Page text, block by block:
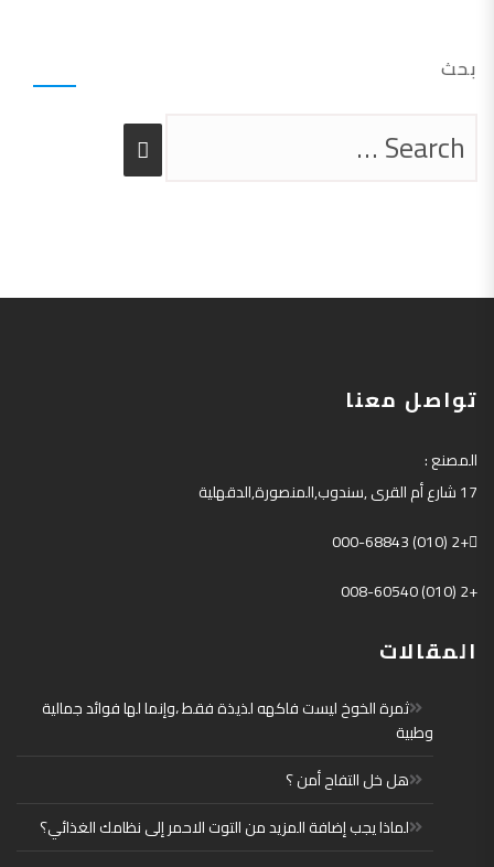
بحث
تواصل معنا
المصنع:
17شارع أم القرى,سندوب,المنصورة,الدقهلية
+2 (010) 000-68843
+2 (010) 008-60540
المقالات
ثمرة الخوخ ليست فاكهه لذيذة فقط ،وإنما لها فوائد جمالية
وطبية
هل خل التفاح أمن ؟
لماذا يجب إضافة المزيد من التوت الاحمر إلى نظامك الغذائي؟